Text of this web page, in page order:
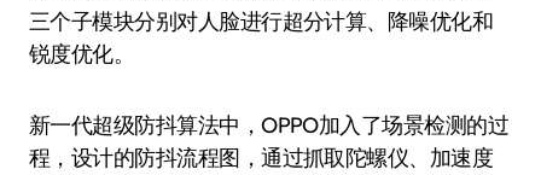
三个子模块分别对人脸进行超分计算、降噪优化和
锐度优化。
新一代超级防抖算法中，OPPO加入了场景检测的过
程，设计的防抖流程图，通过抓取陀螺仪、加速度